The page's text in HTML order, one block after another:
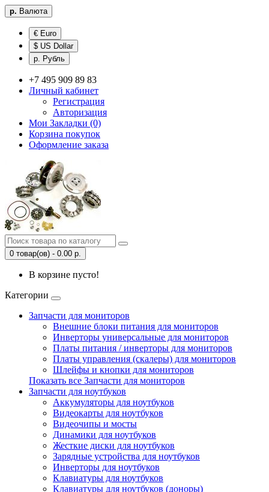
р. Валюта
€ Euro
$ US Dollar
р. Рубль
+7 495 909 89 83
Личный кабинет
Регистрация
Авторизация
Мои Закладки (0)
Корзина покупок
Оформление заказа
0 товар(ов) - 0.00 р.
В корзине пусто!
Категории
Запчасти для мониторов
Внешние блоки питания для мониторов
Инверторы универсальные для мониторов
Платы питания / инверторы для мониторов
Платы управления (скалеры) для мониторов
Шлейфы и кнопки для мониторов
Показать все Запчасти для мониторов
Запчасти для ноутбуков
Аккумуляторы для ноутбуков
Видеокарты для ноутбуков
Видеочипы и мосты
Динамики для ноутбуков
Жесткие диски для ноутбуков
Зарядные устройства для ноутбуков
Инверторы для ноутбуков
Клавиатуры для ноутбуков
Клавиатуры для ноутбуков (доноры)